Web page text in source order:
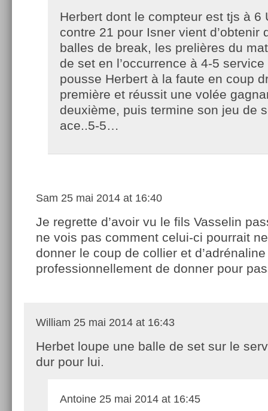
Herbert dont le compteur est tjs à 6
contre 21 pour Isner vient d’obtenir
balles de break, les prelières du
de set en l’occurrence à 4-5
pousse Herbert à la faute en coup
première et réussit une volée
deuxième, puis termine son jeu de
ace..5-5…
Sam 25 mai 2014 at 16:40
Je regrette d’avoir vu le fils Vasselin
ne vois pas comment celui-ci pourrait
donner le coup de collier et d’adrénaline
professionnellement de donner pour
William 25 mai 2014 at 16:43
Herbet loupe une balle de set sur le
dur pour lui.
Antoine 25 mai 2014 at 16:45